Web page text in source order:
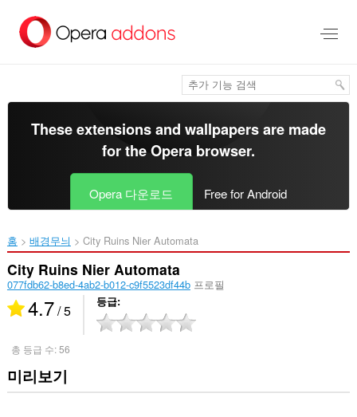
건
These extensions and wallpapers are made
for theOpera browser.
Opera 다운로드 Free for Android
홈 배경무늬 City Ruins Nier Automata‎
City Ruins Nier Automata
077fdb62-b8ed-4ab2-b012-c9f5523df44b프로필
4.7/ 5 등급
총 등급 수:56
미리보기